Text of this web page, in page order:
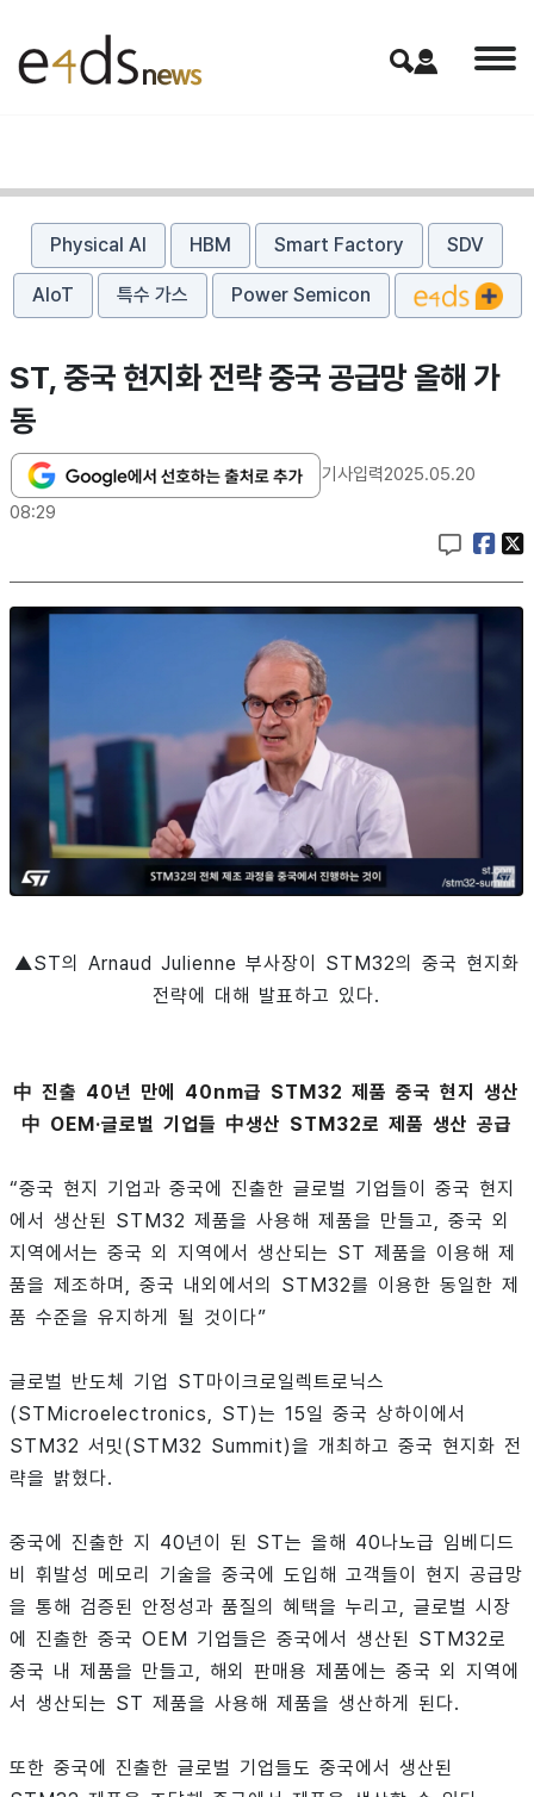
Physical AI HBM Smart Factory SDV
AIoT 특수 가스 Power Semicon
ST, 중국 현지화 전략 중국 공급망 올해 가
동
기사입력2025.05.20
08:29
▲ST의 Arnaud Julienne 부사장이 STM32의 중국 현지화
전략에 대해 발표하고 있다.
中 진출 40년 만에 40nm급 STM32 제품 중국 현지 생산
中 OEM·글로벌 기업들 中생산 STM32로 제품 생산 공급
“중국 현지 기업과 중국에 진출한 글로벌 기업들이 중국 현지
에서 생산된 STM32 제품을 사용해 제품을 만들고, 중국 외
지역에서는 중국 외 지역에서 생산되는 ST 제품을 이용해 제
품을 제조하며, 중국 내외에서의 STM32를 이용한 동일한 제
품 수준을 유지하게 될 것이다”
글로벌 반도체 기업 ST마이크로일렉트로닉스
(STMicroelectronics, ST)는 15일 중국 상하이에서
STM32 서밋(STM32 Summit)을 개최하고 중국 현지화 전
략을 밝혔다.
중국에 진출한 지 40년이 된 ST는 올해 40나노급 임베디드
비 휘발성 메모리 기술을 중국에 도입해 고객들이 현지 공급망
을 통해 검증된 안정성과 품질의 혜택을 누리고, 글로벌 시장
에 진출한 중국 OEM 기업들은 중국에서 생산된 STM32로
중국 내 제품을 만들고, 해외 판매용 제품에는 중국 외 지역에
서 생산되는 ST 제품을 사용해 제품을 생산하게 된다.
또한 중국에 진출한 글로벌 기업들도 중국에서 생산된